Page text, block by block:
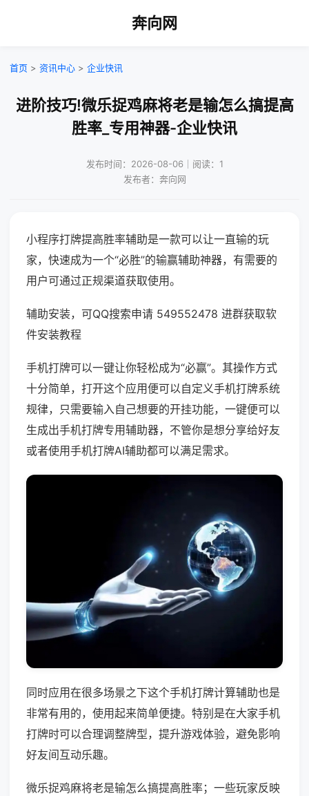
奔向网
首页 > 资讯中心 > 企业快讯
进阶技巧!微乐捉鸡麻将老是输怎么搞提高
胜率_专用神器-企业快讯
发布时间：2026-08-06｜阅读：1
发布者：奔向网
小程序打牌提高胜率辅助是一款可以让一直输的玩
家，快速成为一个“必胜”的输赢辅助神器，有需要的
用户可通过正规渠道获取使用。
辅助安装，可QQ搜索申请 549552478 进群获取软
件安装教程
手机打牌可以一键让你轻松成为“必赢”。其操作方式
十分简单，打开这个应用便可以自定义手机打牌系统
规律，只需要输入自己想要的开挂功能，一键便可以
生成出手机打牌专用辅助器，不管你是想分享给好友
或者使用手机打牌AI辅助都可以满足需求。
同时应用在很多场景之下这个手机打牌计算辅助也是
非常有用的，使用起来简单便捷。特别是在大家手机
打牌时可以合理调整牌型，提升游戏体验，避免影响
好友间互动乐趣。
微乐捉鸡麻将老是输怎么搞提高胜率；一些玩家反映